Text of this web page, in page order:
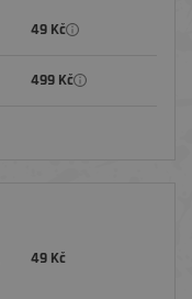
49 Kč
499 Kč
49 Kč